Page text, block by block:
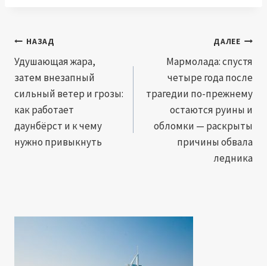
Навигация
по
записям
НАЗАД
Удушающая жара,
затем внезапный
сильный ветер и грозы:
как работает
даунбёрст и к чему
нужно привыкнуть
ДАЛЕЕ
Мармолада: спустя
четыре года после
трагедии по-прежнему
остаются руины и
обломки — раскрыты
причины обвала
ледника